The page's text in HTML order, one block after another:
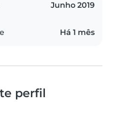
Junho 2019
Há 1 mês
perfil